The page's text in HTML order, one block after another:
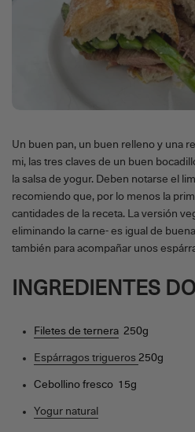
Un buen pan, un buen relleno y una
mi, las tres claves de un buen
la salsa de yogur. Deben notarse el
recomiendo que, por lo menos la
cantidades de la receta. La versión
eliminando la carne- es igual de
también para acompañar unos
INGREDIENTES
Filetes de ternera 250g
Espárragos trigueros 250g
Cebollino fresco 15g
Yogur natural